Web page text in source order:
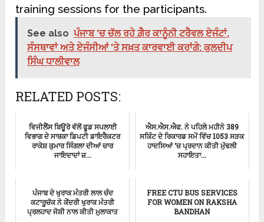
training sessions for the participants.
See also ਪੰਜਾਬ ‘ਚ ਚੱਲ ਰਹੇ ਗ਼ੈਰ ਕਾਨੂੰਨੀ ਟਰੈਵਲ ਏਜੰਟਾਂ,
ਸੰਸਥਾਵਾਂ ਅਤੇ ਏਜੰਸੀਆਂ ‘ਤੇ ਸਖ਼ਤ ਕਾਰਵਾਈ ਕਰਾਂਗੇ: ਕੁਲਦੀਪ
ਸਿੰਘ ਧਾਲੀਵਾਲ
RELATED POSTS:
ਵਿਜੀਲੈਂਸ ਬਿਊਰੋ ਵੱਲੋਂ ਫੂਡ ਸਪਲਾਈ
ਵਿਭਾਗ ਦੇ ਸਾਬਕਾ ਡਿਪਟੀ ਡਾਇਰੈਕਟਰ
ਰਾਕੇਸ਼ ਕੁਮਾਰ ਸਿੰਗਲਾ ਦੀਆਂ ਚਾਰ
ਜਾਇਦਾਦਾਂ ਜ਼...
ਐਸ.ਐਸ.ਐਫ. ਨੇ ਪਹਿਲੇ ਮਹੀਨੇ 389
ਸਕਿੰਟ ਦੇ ਰਿਕਾਰਡ ਸਮੇਂ ਵਿੱਚ 1053 ਸੜਕ
ਹਾਦਸਿਆਂ ‘ਚ ਪ੍ਰਦਾਨ ਕੀਤੀ ਮੁੱਢਲੀ
ਸਹਾਇਤਾ...
ਪੰਜਾਬ ਦੇ ਖੁਰਾਕ ਮੰਤਰੀ ਲਾਲ ਚੰਦ
ਕਟਾਰੂਚੱਕ ਨੇ ਕੇਂਦਰੀ ਖੁਰਾਕ ਮੰਤਰੀ
ਪ੍ਰਲਹਾਦ ਜੋਸ਼ੀ ਨਾਲ ਕੀਤੀ ਮੁਲਾਕਾਤ
FREE CTU BUS SERVICES
FOR WOMEN ON RAKSHA
BANDHAN